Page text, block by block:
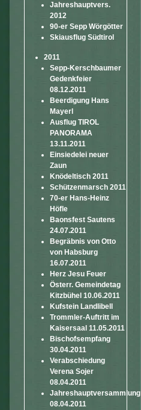
Jahreshauptvers.
2012
90-er Sepp Wörgötter
Skiausflug Südtirol
2011
Sepp-Kerschbaumer
Gedenkfeier
08.12.2011
Beerdigung Hans
Mayerl
Ausflug TIROL
PANORAMA
13.11.2011
Einsiedelei neuer
Zaun
Knödeltisch 2011
Schützenmarsch 2011
70-er Hans-Heinz
Höfle
Baonsfest Sautens
24.07.2011
Begräbnis von Otto
von Habsburg
16.07.2011
Herz Jesu Feuer
Österr. Gemeindetag
Kitzbühel 10.06.2011
Kufstein Landlibell
Trommler-Auftritt im
Kaisersaal 11.05.2011
Bischofsempfang
30.04.2011
Verabschiedung
Verena Sojer
08.04.2011
Jahreshauptversammlung
08.04.2011